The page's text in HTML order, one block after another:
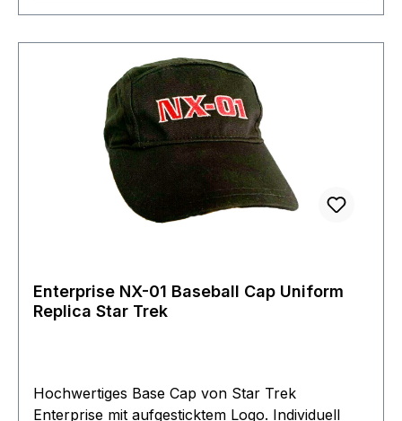
bezahlt wurden. absolut neu und ungetragen
erwerben Exklusiv für unsere Filmwelt Center
Freunde und Mitglieder.
Enterprise NX-01 Baseball Cap Uniform
Replica Star Trek
Hochwertiges Base Cap von Star Trek
Enterprise mit aufgesticktem Logo. Individuell